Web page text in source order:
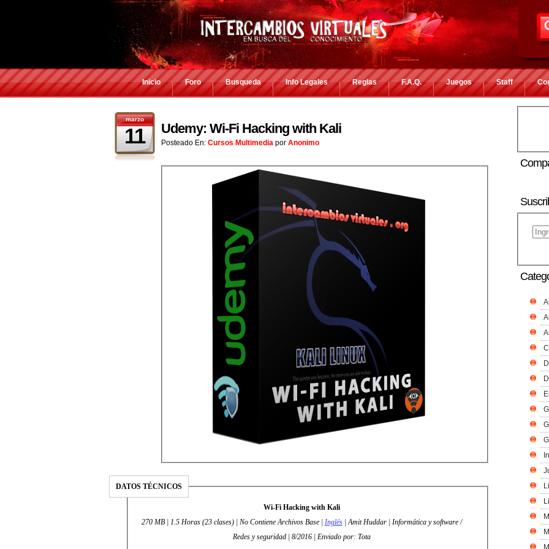
Inicio Foro Busqueda Info Legales Reglas F.A.Q. Juegos Staff
marzo
11 Udemy: Wi-Fi Hacking with Kali
Posteado En: Cursos Multimedia por Anonimo
DATOS TÉCNICOS
Wi-Fi Hacking with Kali
270 MB | 1.5 Horas (23 clases) | No Contiene Archivos Base | Inglés | Amit Huddar | Informática y software /
Redes y seguridad | 8/2016 | Enviado por: Tota